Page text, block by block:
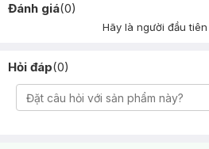
Đánh giá(0)
Hãy là người đầu
Hỏi đáp(0)